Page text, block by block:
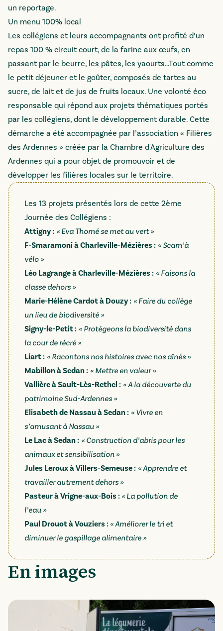
un reportage.
Un menu 100% local
Les collégiens et leurs accompagnants ont profité d’un
repas 100 % circuit court, de la farine aux œufs, en
passant par le beurre, les pâtes, les yaourts…Tout comme
le petit déjeuner et le goûter, composés de tartes au
sucre, de lait et de jus de fruits locaux. Une volonté éco
responsable qui répond aux projets thématiques portés
par les collégiens, dont le développement durable. Cette
démarche a été accompagnée par l’association « Filières
des Ardennes » créée par la Chambre d'Agriculture des
Ardennes qui a pour objet de promouvoir et de
développer les filières locales sur le territoire.
Les 13 projets présentés lors de cette 2ème
Journée des Collégiens :
Attigny : « Eva Thomé se met au vert »
F-Smaramoni à Charleville-Mézières : « Scam’à
vélo »
Léo Lagrange à Charleville-Mézières : « Faisons la
classe dehors »
Marie-Hélène Cardot à Douzy : « Faire du collège
un lieu de biodiversité »
Signy-le-Petit : « Protégeons la biodiversité dans
la cour de récré »
Liart : « Racontons nos histoires avec nos aînés »
Mabillon à Sedan : « Mettre en valeur »
Vallière à Sault-Lès-Rethel : « A la découverte du
patrimoine Sud-Ardennes »
Elisabeth de Nassau à Sedan : « Vivre en
s’amusant à Nassau »
Le Lac à Sedan : « Construction d’abris pour les
animaux et sensibilisation »
Jules Leroux à Villers-Semeuse : « Apprendre et
travailler autrement dehors »
Pasteur à Vrigne-aux-Bois : « La pollution de
l’eau »
Paul Drouot à Vouziers : « Améliorer le tri et
diminuer le gaspillage alimentaire »
En images